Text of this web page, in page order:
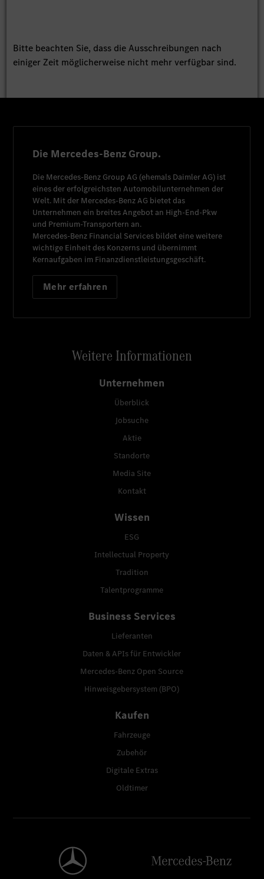
Bitte beachten Sie, dass die Ausschreibungen nach
einiger Zeit möglicherweise nicht mehr verfügbar sind.
Die Mercedes-Benz Group.
Die Mercedes-Benz Group AG (ehemals Daimler AG) ist
eines der erfolgreichsten Automobilunternehmen der
Welt. Mit der Mercedes-Benz AG bietet das
Unternehmen ein breites Angebot an High-End-Pkw
und Premium-Transportern an.
Mercedes-Benz Financial Services bildet eine weitere
wichtige Einheit des Konzerns und übernimmt
Kernaufgaben im Finanzdienstleistungsgeschäft.
Mehr erfahren
Weitere Informationen
Unternehmen
Überblick
Jobsuche
Aktie
Standorte
Media Site
Kontakt
Wissen
ESG
Intellectual Property
Tradition
Talentprogramme
Business Services
Lieferanten
Daten & APIs für Entwickler
Mercedes-Benz Open Source
Hinweisgebersystem (BPO)
Kaufen
Fahrzeuge
Zubehör
Digitale Extras
Oldtimer